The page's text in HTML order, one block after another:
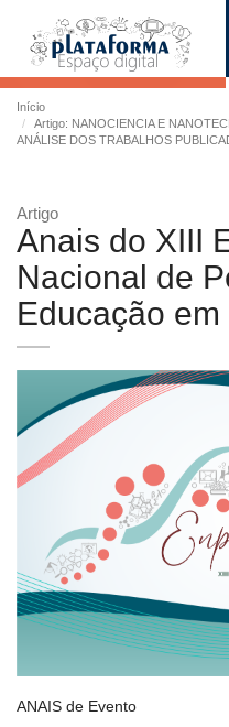
Início
Artigo: NANOCIENCIA E
ANÁLISE DOS TRABALHOS
Artigo
Anais do XIII
Nacional de
Educação
ANAIS de Evento